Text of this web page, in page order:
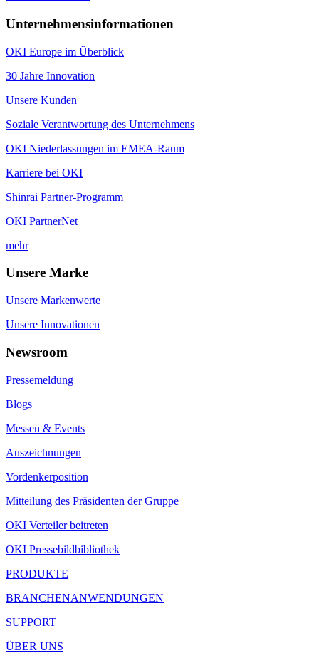
Unternehmensinformationen
OKI Europe im Überblick
30 Jahre Innovation
Unsere Kunden
Soziale Verantwortung des Unternehmens
OKI Niederlassungen im EMEA-Raum
Karriere bei OKI
Shinrai Partner-Programm
OKI PartnerNet
mehr
Unsere Marke
Unsere Markenwerte
Unsere Innovationen
Newsroom
Pressemeldung
Blogs
Messen & Events
Auszeichnungen
Vordenkerposition
Mitteilung des Präsidenten der Gruppe
OKI Verteiler beitreten
OKI Pressebildbibliothek
PRODUKTE
BRANCHENANWENDUNGEN
SUPPORT
ÜBER UNS